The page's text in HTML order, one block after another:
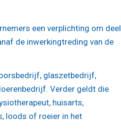
een verplichting om deel
de inwerkingtreding van de
glaszetbedrijf,
Verder geldt die
huisarts,
loods of roeier in het